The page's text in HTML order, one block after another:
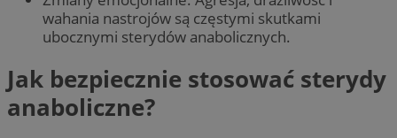
wahania nastrojów są częstymi skutkami
ubocznymi sterydów anabolicznych.
Jak bezpiecznie stosować sterydy
anaboliczne?